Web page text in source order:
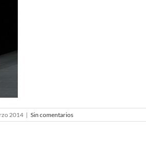
2014 | Sin comentarios